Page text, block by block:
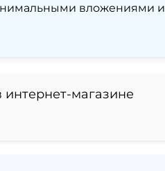
вложениями и
магазине